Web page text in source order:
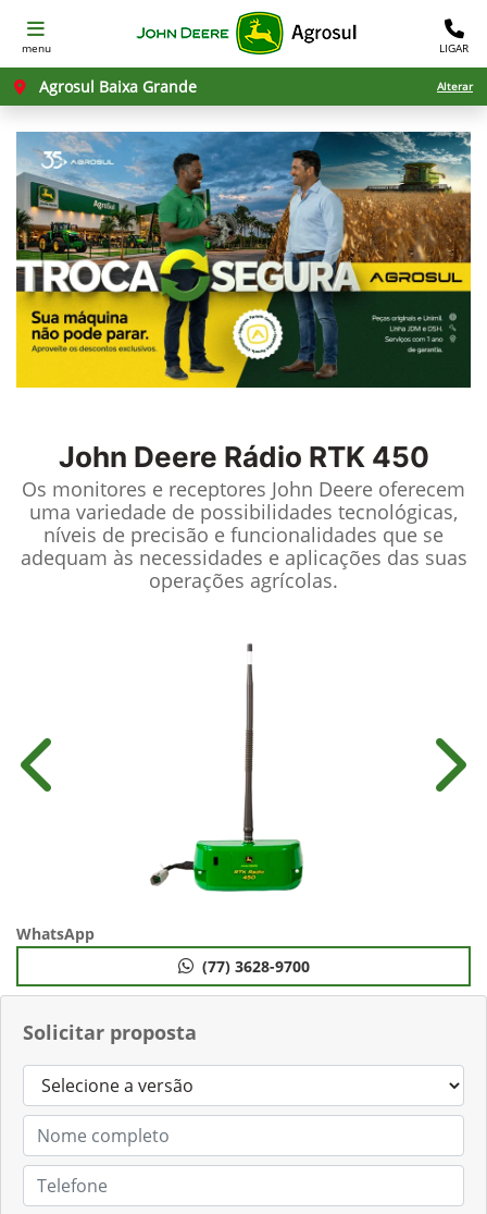
menu LIGAR
Agrosul Baixa Grande Alterar
John Deere Rádio RTK 450
Os monitores e receptores John Deere oferecem
uma variedade de possibilidades tecnológicas,
níveis de precisão e funcionalidades que se
adequam às necessidades e aplicações das suas
operações agrícolas.
Solicitar proposta
Anterior
WhatsApp
(77) 3628-9700